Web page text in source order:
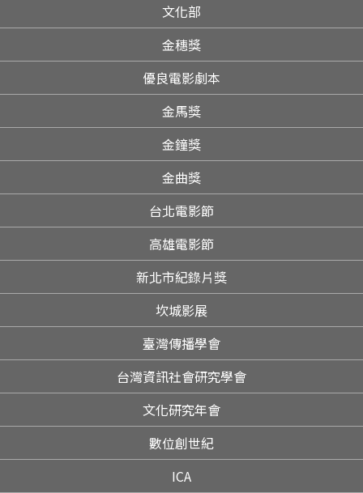
文化部
金穗獎
優良電影劇本
金馬獎
金鐘獎
金曲獎
台北電影節
高雄電影節
新北市紀錄片獎
坎城影展
臺灣傳播學會
台灣資訊社會研究學會
文化研究年會
數位創世紀
ICA